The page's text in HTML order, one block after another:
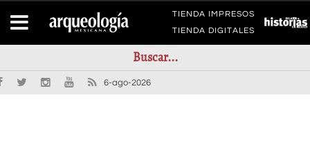
TIENDA IMPRESOS
TIENDA DIGITALES
6-ago-2026